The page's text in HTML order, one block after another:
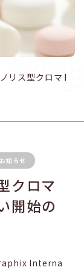
リス型クロマト
知らせ
クロマ
開始の
Interna